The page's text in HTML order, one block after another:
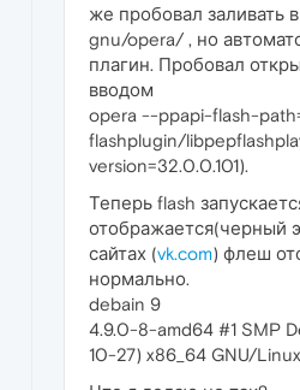
же пробовал заливать
gnu/opera/ , но
плагин. Пробовал
вводом
opera --ppapi-flash-
flashplugin/
version=32.0.0.101).
Теперь flash
отображается(черный
сайтах (vk.com) флеш
нормально.
debain 9
4.9.0-8-amd64 #1 SMP
10-27) x86_64 GNU/Linux